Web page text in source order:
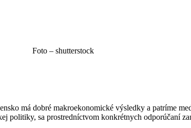
Foto – shutterstock
má dobré makroekonomické výsledky a patríme
politiky, sa prostredníctvom konkrétnych odporúčaní